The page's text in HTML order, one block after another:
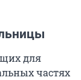
для
частях